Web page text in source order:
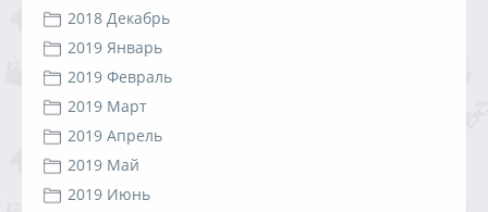
2018 Декабрь
2019 Январь
2019 Февраль
2019 Март
2019 Апрель
2019 Май
2019 Июнь